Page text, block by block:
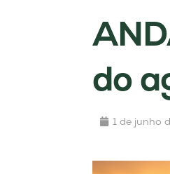
do
1 de junho